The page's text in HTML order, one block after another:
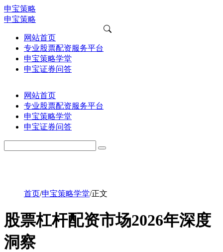
申宝策略
申宝策略
网站首页
专业股票配资服务平台
申宝策略学堂
申宝证券问答
网站首页
专业股票配资服务平台
申宝策略学堂
申宝证券问答
首页/申宝策略学堂/正文
股票杠杆配资市场2026年深度
洞察